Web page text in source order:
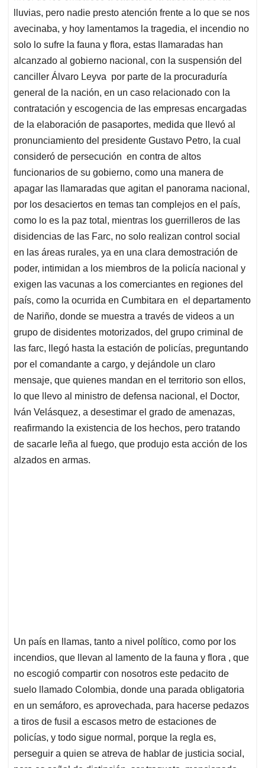
lluvias, pero nadie presto atención frente a lo que se nos
avecinaba, y hoy lamentamos la tragedia, el incendio no
solo lo sufre la fauna y flora, estas llamaradas han
alcanzado al gobierno nacional, con la suspensión del
canciller Álvaro Leyva por parte de la procuraduría
general de la nación, en un caso relacionado con la
contratación y escogencia de las empresas encargadas
de la elaboración de pasaportes, medida que llevó al
pronunciamiento del presidente Gustavo Petro, la cual
consideró de persecución en contra de altos
funcionarios de su gobierno, como una manera de
apagar las llamaradas que agitan el panorama nacional,
por los desaciertos en temas tan complejos en el país,
como lo es la paz total, mientras los guerrilleros de las
disidencias de las Farc, no solo realizan control social
en las áreas rurales, ya en una clara demostración de
poder, intimidan a los miembros de la policía nacional y
exigen las vacunas a los comerciantes en regiones del
país, como la ocurrida en Cumbitara en el departamento
de Nariño, donde se muestra a través de videos a un
grupo de disidentes motorizados, del grupo criminal de
las farc, llegó hasta la estación de policías, preguntando
por el comandante a cargo, y dejándole un claro
mensaje, que quienes mandan en el territorio son ellos,
lo que llevo al ministro de defensa nacional, el Doctor,
Iván Velásquez, a desestimar el grado de amenazas,
reafirmando la existencia de los hechos, pero tratando
de sacarle leña al fuego, que produjo esta acción de los
alzados en armas.
Un país en llamas, tanto a nivel político, como por los
incendios, que llevan al lamento de la fauna y flora , que
no escogió compartir con nosotros este pedacito de
suelo llamado Colombia, donde una parada obligatoria
en un semáforo, es aprovechada, para hacerse pedazos
a tiros de fusil a escasos metro de estaciones de
policías, y todo sigue normal, porque la regla es,
perseguir a quien se atreva de hablar de justicia social,